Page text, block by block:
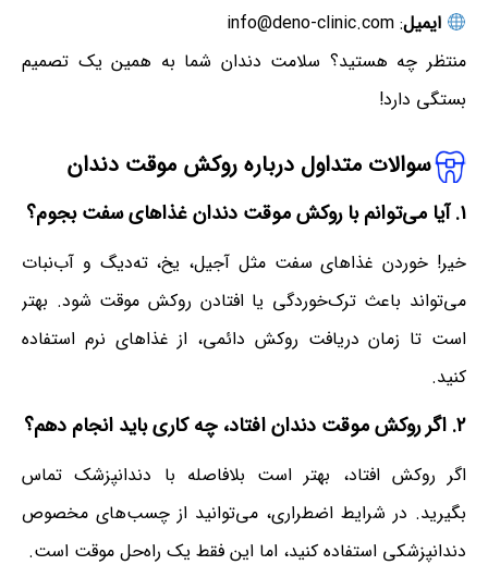
ایمیل: info@deno-clinic.com
منتظر چه هستید؟ سلامت دندان شما به همین یک تصمیم
بستگی دارد!
سوالات متداول درباره روکش موقت دندان
۱. آیا می‌توانم با روکش موقت دندان غذاهای سفت بجوم؟
خیر! خوردن غذاهای سفت مثل آجیل، یخ، ته‌دیگ و آب‌نبات
می‌تواند باعث ترک‌خوردگی یا افتادن روکش موقت شود. بهتر
است تا زمان دریافت روکش دائمی، از غذاهای نرم استفاده
کنید.
۲. اگر روکش موقت دندان افتاد، چه کاری باید انجام دهم؟
اگر روکش افتاد، بهتر است بلافاصله با دندانپزشک تماس
بگیرید. در شرایط اضطراری، می‌توانید از چسب‌های مخصوص
دندانپزشکی استفاده کنید، اما این فقط یک راه‌حل موقت است.